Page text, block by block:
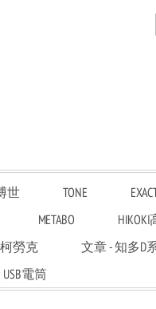
世 TONE
METABO
柯勞克 文章 - 知多D
USB電筒